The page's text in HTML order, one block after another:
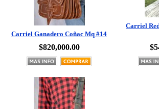
Carriel Ganadero Coñac Mq #14
$820,000.00
Carriel